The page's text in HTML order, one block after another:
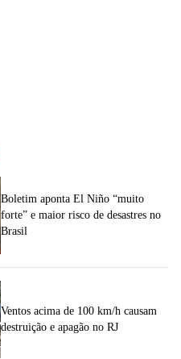
Boletim aponta El Niño “muito
forte” e maior risco de desastres no
Brasil
Ventos acima de 100 km/h causam
destruição e apagão no RJ